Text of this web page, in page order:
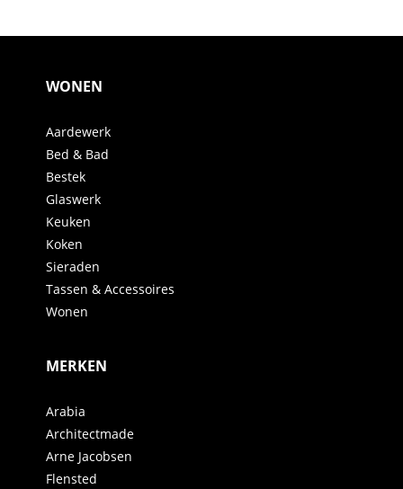
WONEN
Aardewerk
Bed & Bad
Bestek
Glaswerk
Keuken
Koken
Sieraden
Tassen & Accessoires
Wonen
MERKEN
Arabia
Architectmade
Arne Jacobsen
Flensted